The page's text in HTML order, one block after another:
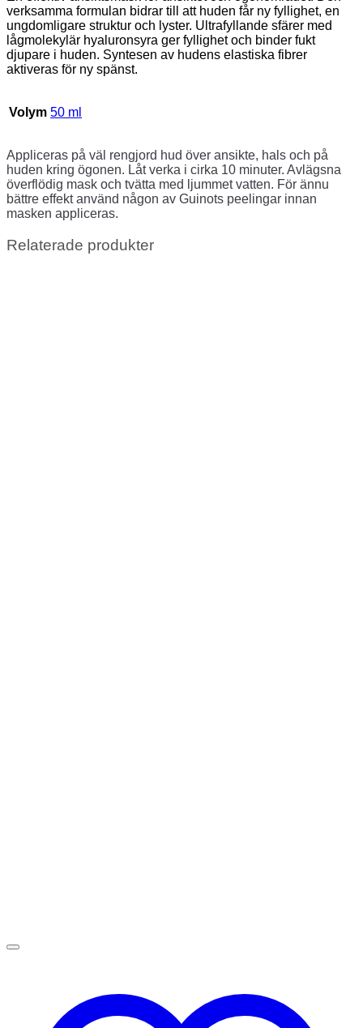
verksamma formulan bidrar till att huden får ny fyllighet, en
ungdomligare struktur och lyster. Ultrafyllande sfärer med
lågmolekylär hyaluronsyra ger fyllighet och binder fukt
djupare i huden. Syntesen av hudens elastiska fibrer
aktiveras för ny spänst.
Volym 50 ml
Appliceras på väl rengjord hud över ansikte, hals och på
huden kring ögonen. Låt verka i cirka 10 minuter. Avlägsna
överflödig mask och tvätta med ljummet vatten. För ännu
bättre effekt använd någon av Guinots peelingar innan
masken appliceras.
Relaterade produkter